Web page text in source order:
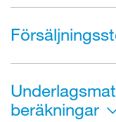
beräkningar